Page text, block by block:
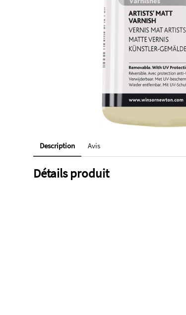
Description Avis
Détails produit